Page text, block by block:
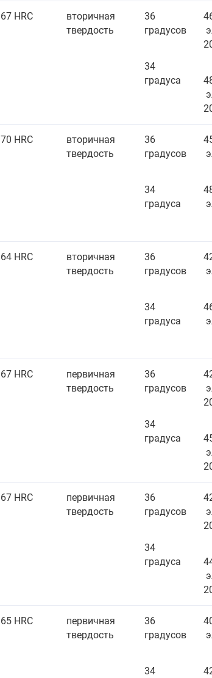
67 HRC
вторичная
твердость
36
градусов
34
градуса
70 HRC
вторичная
твердость
36
градусов
34
градуса
64 HRC
вторичная
твердость
36
градусов
34
градуса
67 HRC
первичная
твердость
36
градусов
34
градуса
67 HRC
первичная
твердость
36
градусов
34
градуса
65 HRC
первичная
твердость
36
градусов
34